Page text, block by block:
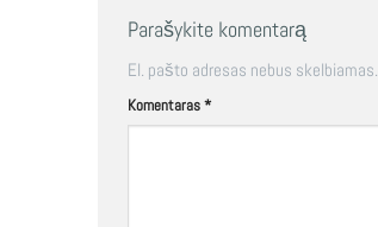
Parašykite komentarą
El. pašto adresas nebus skelbiamas.
Komentaras*